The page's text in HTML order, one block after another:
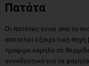
Πατάτα
Οι πατάτες είναι από τα
αποτελεί εξαιρετική
τρόφιμο χαμηλό σε
συνοδευτικό για τα